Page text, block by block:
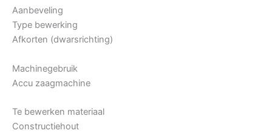
Aanbeveling
Type bewerking
Afkorten (dwarsrichting)
Machinegebruik
Accu zaagmachine
Te bewerken materiaal
Constructiehout